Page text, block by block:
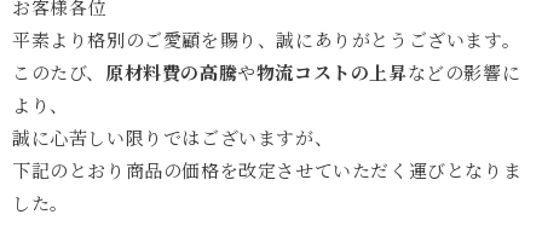
お客様各位
平素より格別のご愛顧を賜り、誠にありがとうございます。
このたび、 原材料費の高騰や物流コストの上昇などの影響に
より、
誠に心苦しい限りではございますが、
下記のとおり商品の価格を改定させていただく運びとなりま
した。